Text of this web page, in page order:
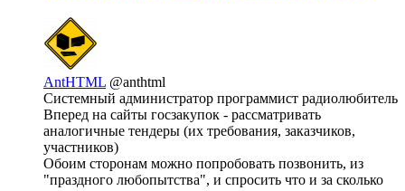
AntHTML @anthtml
Системный администратор программист радиолюбитель
Вперед на сайты госзакупок - рассматривать
аналогичные тендеры (их требования, заказчиков,
участников)
Обоим сторонам можно попробовать позвонить, из
"праздного любопытства", и спросить что и за сколько